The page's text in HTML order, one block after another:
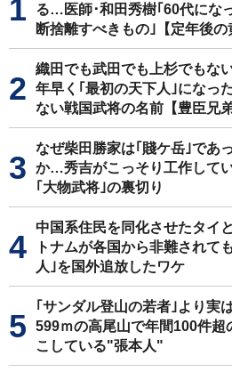
る…医師･和田秀樹｢60代にな
断捨離すべきもの｣【定年後の
織田でも武田でも上杉でもな
年早く｢最初の天下人｣になっ
ない戦国武将の名前【豊臣兄
なぜ柴田勝家は｢賤ケ岳｣であ
か…秀吉がこっそり工作して
｢大物武将｣の裏切り
中国系住民を同化させたタイ
トナムが各国から非難されて
人｣を国外追放したワケ
｢サンダル登山の若者｣より実
599ｍの高尾山で年間100件超
こしている"張本人"